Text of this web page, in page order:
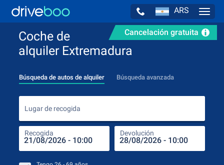
ARS
Cancelación gratuita
Coche de
alquiler Extremadura
Búsqueda de autos de alquiler Búsqueda avanzada
Lugar de recogida
Recogida Devolución